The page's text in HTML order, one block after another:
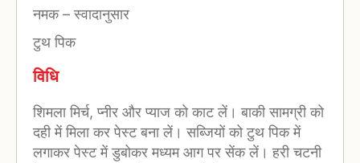
नमक–स्वादानुसार
टुथ पिक
विधि
शिमला मिर्च, प्नीर और प्याज को काट लें। बाकी सामग्री को
दही में मिला कर पेस्ट बना लें। सब्जियों को टुथ पिक में
लगाकर पेस्ट में डुबोकर मध्यम आग पर सेंक लें। हरी चटनी